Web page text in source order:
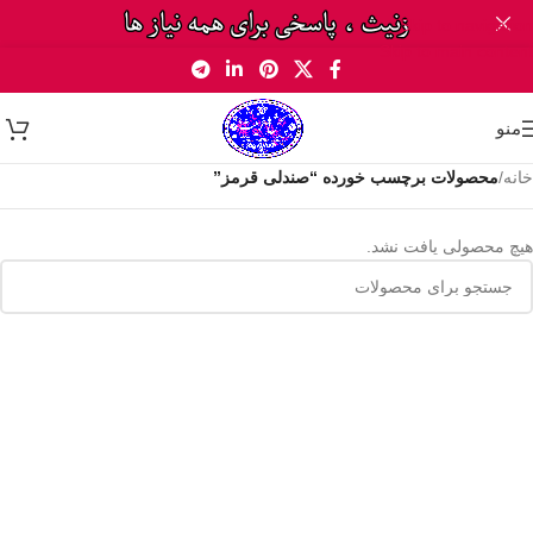
Skip to navigation
منو
خانه/محصولات برچسب خورده “صندلی قرمز”
هیچ محصولی یافت نشد.